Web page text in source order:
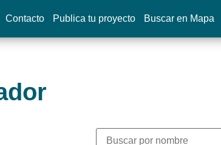
Contacto Publica tu proyecto Buscar en Mapa